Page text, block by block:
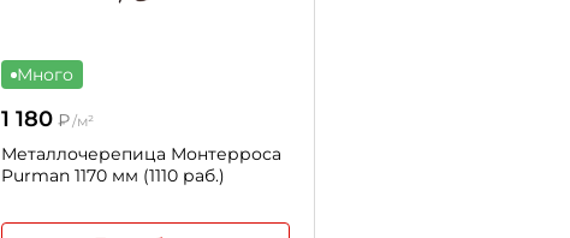
Много
1 180 ₽/м²
Металлочерепица Монтерроса
Purman 1170 мм (1110 раб.)